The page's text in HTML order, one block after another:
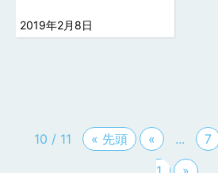
2019年2月8日
10 / 11 « 先頭 « ... 7